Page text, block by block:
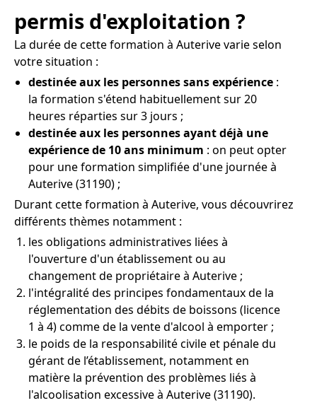
permis d'exploitation ?
La durée de cette formation à Auterive varie selon
votre situation :
destinée aux les personnes sans expérience :
la formation s'étend habituellement sur 20
heures réparties sur 3 jours ;
destinée aux les personnes ayant déjà une
expérience de 10 ans minimum : on peut opter
pour une formation simplifiée d'une journée à
Auterive (31190) ;
Durant cette formation à Auterive, vous découvrirez
différents thèmes notamment :
les obligations administratives liées à
l'ouverture d'un établissement ou au
changement de propriétaire à Auterive ;
l'intégralité des principes fondamentaux de la
réglementation des débits de boissons (licence
1 à 4) comme de la vente d'alcool à emporter ;
le poids de la responsabilité civile et pénale du
gérant de l’établissement, notamment en
matière la prévention des problèmes liés à
l'alcoolisation excessive à Auterive (31190).